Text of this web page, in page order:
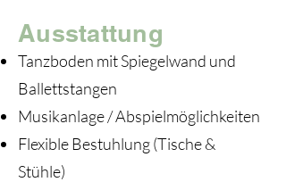
Ausstattung
Tanzboden mit Spiegelwand und
Ballettstangen
Musikanlage / Abspielmöglichkeiten
Flexible Bestuhlung (Tische &
Stühle)